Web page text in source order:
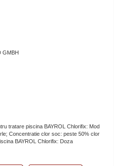
GMBH
tratare piscina BAYROL Chlorifix: Mod
Concentratie clor soc: peste 50% clor
BAYROL Chlorifix: Doza